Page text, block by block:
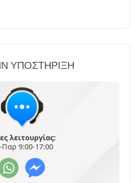
ΥΠΟΣΤΉΡΙΞΗ
λειτουργίας:
Παρ 9:00-17:00